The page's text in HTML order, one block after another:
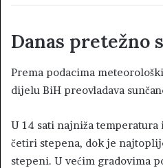
Danas pretežno
Prema podacima
dijelu BiH preovladava
U 14 sati najniža
četiri stepena, dok je
stepeni. U većim gradovima